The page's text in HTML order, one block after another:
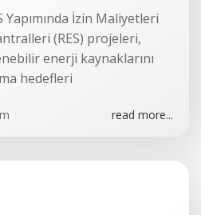
Yapımında İzin Maliyetleri
(RES) projeleri,
enerji kaynaklarını
hedefleri
read more...